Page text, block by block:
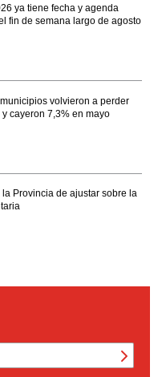
ya tiene fecha y agenda
fin de semana largo de agosto
volvieron a perder
cayeron 7,3% en mayo
la Provincia de ajustar sobre la